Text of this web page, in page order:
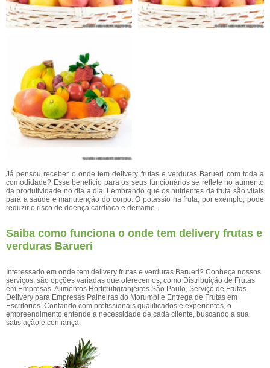
Já pensou receber o onde tem delivery frutas e verduras Barueri com toda a
comodidade? Esse benefício para os seus funcionários se reflete no aumento
da produtividade no dia a dia. Lembrando que os nutrientes da fruta são vitais
para a saúde e manutenção do corpo. O potássio na fruta, por exemplo, pode
reduzir o risco de doença cardíaca e derrame.
Saiba como funciona o onde tem delivery frutas e
verduras Barueri
Interessado em onde tem delivery frutas e verduras Barueri? Conheça nossos
serviços, são opções variadas que oferecemos, como Distribuição de Frutas
em Empresas, Alimentos Hortifrutigranjeiros São Paulo, Serviço de Frutas
Delivery para Empresas Paineiras do Morumbi e Entrega de Frutas em
Escritorios. Contando com profissionais qualificados e experientes, o
empreendimento entende a necessidade de cada cliente, buscando a sua
satisfação e confiança.